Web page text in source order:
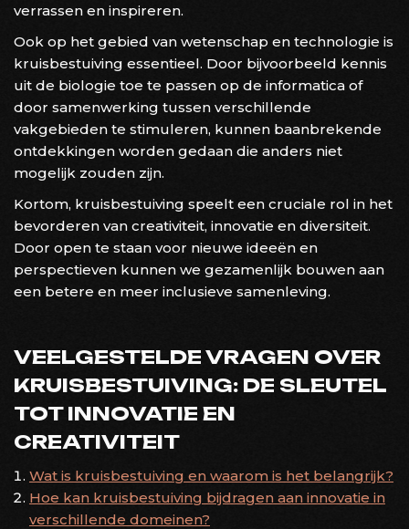
verrassen en inspireren.
Ook op het gebied van wetenschap en technologie is
kruisbestuiving essentieel. Door bijvoorbeeld kennis
uit de biologie toe te passen op de informatica of
door samenwerking tussen verschillende
vakgebieden te stimuleren, kunnen baanbrekende
ontdekkingen worden gedaan die anders niet
mogelijk zouden zijn.
Kortom, kruisbestuiving speelt een cruciale rol in het
bevorderen van creativiteit, innovatie en diversiteit.
Door open te staan voor nieuwe ideeën en
perspectieven kunnen we gezamenlijk bouwen aan
een betere en meer inclusieve samenleving.
VEELGESTELDE VRAGEN OVER
KRUISBESTUIVING: DE SLEUTEL
TOT INNOVATIE EN
CREATIVITEIT
Wat is kruisbestuiving en waarom is het belangrijk?
Hoe kan kruisbestuiving bijdragen aan innovatie in
verschillende domeinen?